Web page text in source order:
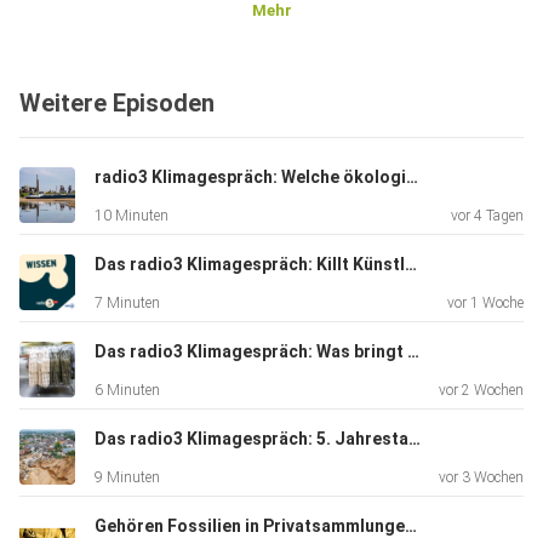
Mehr
Weitere Episoden
radio3 Klimagespräch: Welche ökologischen Folgen hätte eine Rhein-Vertiefung?
10 Minuten vor 4 Tagen
Das radio3 Klimagespräch: Killt Künstliche Intelligenz das Klima?
7 Minuten vor 1 Woche
Das radio3 Klimagespräch: Was bringt das EU-Vernichtungsverbot für Kleidung?
6 Minuten vor 2 Wochen
Das radio3 Klimagespräch: 5. Jahrestag der Hochwasser-katastrophe im Ahrtal
9 Minuten vor 3 Wochen
Gehören Fossilien in Privatsammlungen oder ins Museum?